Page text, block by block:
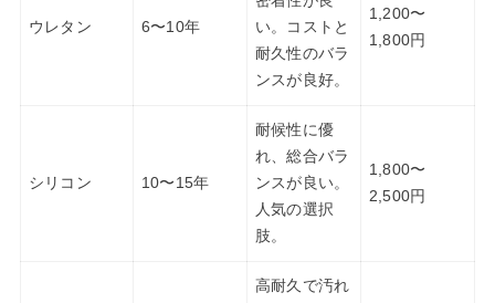
ウレタン 6〜10年
い。コストと
耐久性のバラ
ンスが良好。
1,200〜
1,800円
シリコン 10〜15年
耐候性に優
れ、総合バラ
ンスが良い。
人気の選択
肢。
1,800〜
2,500円
高耐久で汚れ